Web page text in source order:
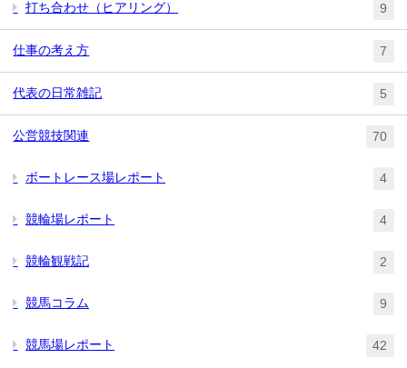
打ち合わせ（ヒアリング） 9
仕事の考え方 7
代表の日常雑記 5
公営競技関連 70
ボートレース場レポート 4
競輪場レポート 4
競輪観戦記 2
競馬コラム 9
競馬場レポート 42